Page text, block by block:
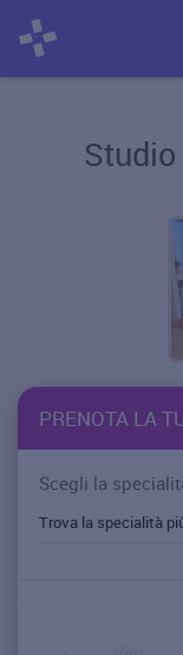
PRENOTA LA
Scegli la